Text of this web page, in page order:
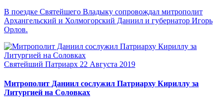
В поездке Святейшего Владыку сопровождал митрополит
Архангельский и Холмогорский Даниил и губернатор Игорь
Орлов.
Святейший Патриарх 22 Августа 2019
Митрополит Даниил сослужил Патриарху Кириллу за
Литургией на Соловках